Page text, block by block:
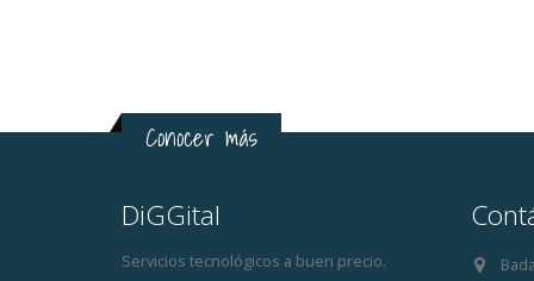
Conocer más
DiGGital
Servicios tecnológicos a buen precio.